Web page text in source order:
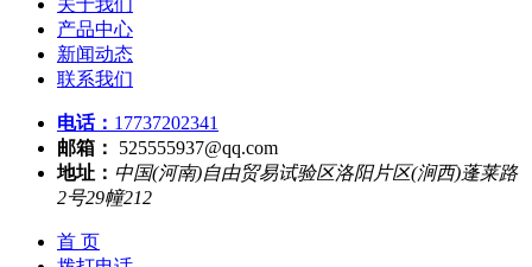
产品中心
新闻动态
联系我们
电话： 17737202341
邮箱：
525555937@qq.com
地址： 中国(河南)自由贸易试验区洛阳片区(涧西)蓬莱路
2号29幢212
首 页